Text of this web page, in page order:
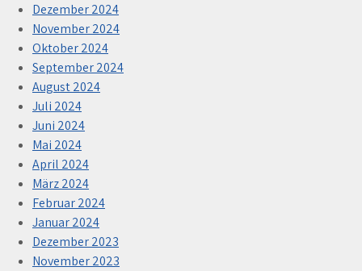
Dezember 2024
November 2024
Oktober 2024
September 2024
August 2024
Juli 2024
Juni 2024
Mai 2024
April 2024
März 2024
Februar 2024
Januar 2024
Dezember 2023
November 2023